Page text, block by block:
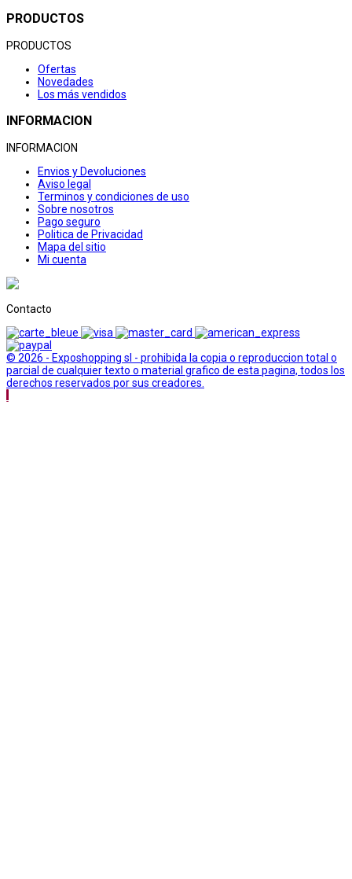
PRODUCTOS
PRODUCTOS
Ofertas
Novedades
Los más vendidos
INFORMACION
INFORMACION
Envios y Devoluciones
Aviso legal
Terminos y condiciones de uso
Sobre nosotros
Pago seguro
Politica de Privacidad
Mapa del sitio
Mi cuenta
Contacto
© 2026 - Exposhopping sl - prohibida la copia o reproduccion total o
parcial de cualquier texto o material grafico de esta pagina, todos los
derechos reservados por sus creadores.